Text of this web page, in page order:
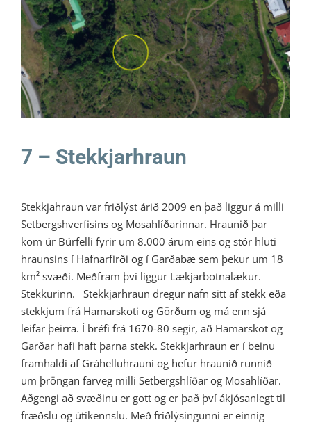
7 – Stekkjarhraun
Litli Ratleikur 2021
7 – Stekkjarhraun
Stekkjahraun var friðlýst árið 2009 en það liggur á milli
Setbergshverfisins og Mosahlíðarinnar. Hraunið þar
kom úr Búrfelli fyrir um 8.000 árum eins og stór hluti
hraunsins í Hafnarfirði og í Garðabæ sem þekur um 18
km² svæði. Meðfram því liggur Lækjarbotnalækur.
Stekkurinn. Stekkjarhraun dregur nafn sitt af stekk eða
stekkjum frá Hamarskoti og Görðum og má enn sjá
leifar þeirra. Í bréfi frá 1670-80 segir, að Hamarskot og
Garðar hafi haft þarna stekk. Stekkjarhraun er í beinu
framhaldi af Gráhelluhrauni og hefur hraunið runnið
um þröngan farveg milli Setbergshlíðar og Mosahlíðar.
Aðgengi að svæðinu er gott og er það því ákjósanlegt til
fræðslu og útikennslu. Með friðlýsingunni er einnig